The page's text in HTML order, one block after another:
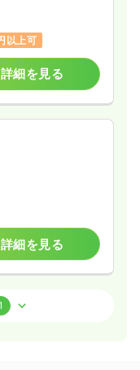
以上可
詳細を見る
詳細を見る